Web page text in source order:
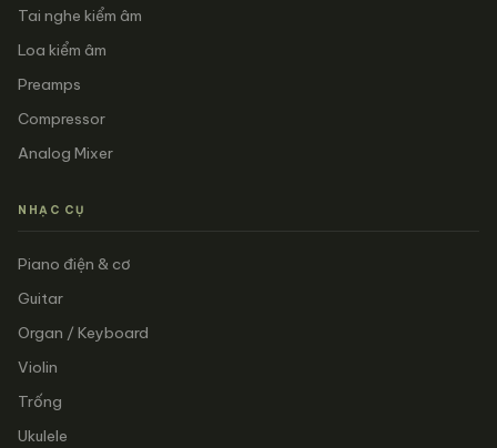
Tai nghe kiểm âm
Loa kiểm âm
Preamps
Compressor
Analog Mixer
NHẠC CỤ
Piano điện & cơ
Guitar
Organ / Keyboard
Violin
Trống
Ukulele